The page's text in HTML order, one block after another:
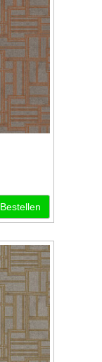
Bestellen